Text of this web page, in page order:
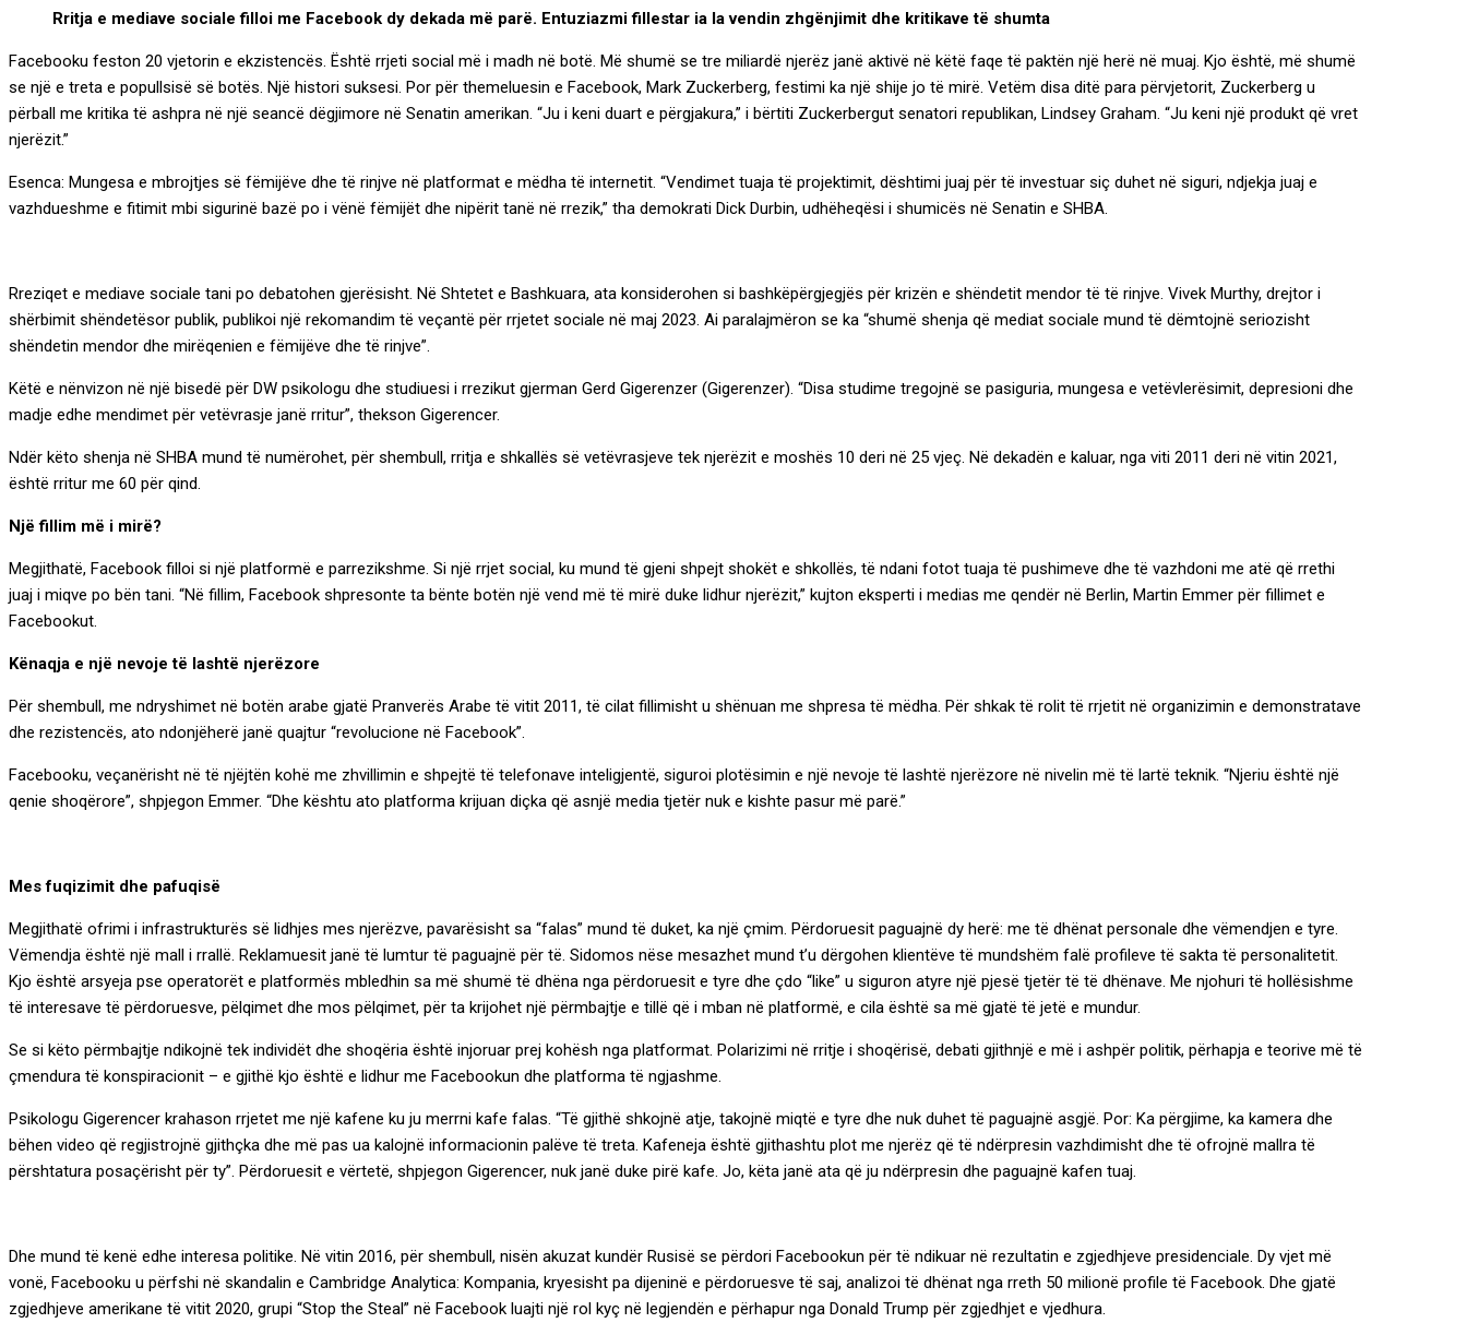
Email
Rritja e mediave sociale filloi me Facebook dy dekada më parë. Entuziazmi fillestar ia la vendin zhgënjimit dhe kritikave të shumta
Facebooku feston 20 vjetorin e ekzistencës. Është rrjeti social më i madh në botë. Më shumë se tre miliardë njerëz janë aktivë në këtë faqe të paktën një herë në muaj. Kjo është, më shumë
se një e treta e popullsisë së botës. Një histori suksesi. Por për themeluesin e Facebook, Mark Zuckerberg, festimi ka një shije jo të mirë. Vetëm disa ditë para përvjetorit, Zuckerberg u
përball me kritika të ashpra në një seancë dëgjimore në Senatin amerikan. “Ju i keni duart e përgjakura,” i bërtiti Zuckerbergut senatori republikan, Lindsey Graham. “Ju keni një produkt që vret
njerëzit.”
Esenca: Mungesa e mbrojtjes së fëmijëve dhe të rinjve në platformat e mëdha të internetit. “Vendimet tuaja të projektimit, dështimi juaj për të investuar siç duhet në siguri, ndjekja juaj e
vazhdueshme e fitimit mbi sigurinë bazë po i vënë fëmijët dhe nipërit tanë në rrezik,” tha demokrati Dick Durbin, udhëheqësi i shumicës në Senatin e SHBA.
Rreziqet e mediave sociale tani po debatohen gjerësisht. Në Shtetet e Bashkuara, ata konsiderohen si bashkëpërgjegjës për krizën e shëndetit mendor të të rinjve. Vivek Murthy, drejtor i
shërbimit shëndetësor publik, publikoi një rekomandim të veçantë për rrjetet sociale në maj 2023. Ai paralajmëron se ka “shumë shenja që mediat sociale mund të dëmtojnë seriozisht
shëndetin mendor dhe mirëqenien e fëmijëve dhe të rinjve”.
Këtë e nënvizon në një bisedë për DW psikologu dhe studiuesi i rrezikut gjerman Gerd Gigerenzer (Gigerenzer). “Disa studime tregojnë se pasiguria, mungesa e vetëvlerësimit, depresioni dhe
madje edhe mendimet për vetëvrasje janë rritur”, thekson Gigerencer.
Ndër këto shenja në SHBA mund të numërohet, për shembull, rritja e shkallës së vetëvrasjeve tek njerëzit e moshës 10 deri në 25 vjeç. Në dekadën e kaluar, nga viti 2011 deri në vitin 2021,
është rritur me 60 për qind.
Një fillim më i mirë?
Megjithatë, Facebook filloi si një platformë e parrezikshme. Si një rrjet social, ku mund të gjeni shpejt shokët e shkollës, të ndani fotot tuaja të pushimeve dhe të vazhdoni me atë që rrethi
juaj i miqve po bën tani. “Në fillim, Facebook shpresonte ta bënte botën një vend më të mirë duke lidhur njerëzit,” kujton eksperti i medias me qendër në Berlin, Martin Emmer për fillimet e
Facebookut.
Kënaqja e një nevoje të lashtë njerëzore
Për shembull, me ndryshimet në botën arabe gjatë Pranverës Arabe të vitit 2011, të cilat fillimisht u shënuan me shpresa të mëdha. Për shkak të rolit të rrjetit në organizimin e demonstratave
dhe rezistencës, ato ndonjëherë janë quajtur “revolucione në Facebook”.
Facebooku, veçanërisht në të njëjtën kohë me zhvillimin e shpejtë të telefonave inteligjentë, siguroi plotësimin e një nevoje të lashtë njerëzore në nivelin më të lartë teknik. “Njeriu është një
qenie shoqërore”, shpjegon Emmer. “Dhe kështu ato platforma krijuan diçka që asnjë media tjetër nuk e kishte pasur më parë.”
Mes fuqizimit dhe pafuqisë
Megjithatë ofrimi i infrastrukturës së lidhjes mes njerëzve, pavarësisht sa “falas” mund të duket, ka një çmim. Përdoruesit paguajnë dy herë: me të dhënat personale dhe vëmendjen e tyre.
Vëmendja është një mall i rrallë. Reklamuesit janë të lumtur të paguajnë për të. Sidomos nëse mesazhet mund t’u dërgohen klientëve të mundshëm falë profileve të sakta të personalitetit.
Kjo është arsyeja pse operatorët e platformës mbledhin sa më shumë të dhëna nga përdoruesit e tyre dhe çdo “like” u siguron atyre një pjesë tjetër të të dhënave. Me njohuri të hollësishme
të interesave të përdoruesve, pëlqimet dhe mos pëlqimet, për ta krijohet një përmbajtje e tillë që i mban në platformë, e cila është sa më gjatë të jetë e mundur.
Se si këto përmbajtje ndikojnë tek individët dhe shoqëria është injoruar prej kohësh nga platformat. Polarizimi në rritje i shoqërisë, debati gjithnjë e më i ashpër politik, përhapja e teorive më të
çmendura të konspiracionit – e gjithë kjo është e lidhur me Facebookun dhe platforma të ngjashme.
Psikologu Gigerencer krahason rrjetet me një kafene ku ju merrni kafe falas. “Të gjithë shkojnë atje, takojnë miqtë e tyre dhe nuk duhet të paguajnë asgjë. Por: Ka përgjime, ka kamera dhe
bëhen video që regjistrojnë gjithçka dhe më pas ua kalojnë informacionin palëve të treta. Kafeneja është gjithashtu plot me njerëz që të ndërpresin vazhdimisht dhe të ofrojnë mallra të
përshtatura posaçërisht për ty”. Përdoruesit e vërtetë, shpjegon Gigerencer, nuk janë duke pirë kafe. Jo, këta janë ata që ju ndërpresin dhe paguajnë kafen tuaj.
Dhe mund të kenë edhe interesa politike. Në vitin 2016, për shembull, nisën akuzat kundër Rusisë se përdori Facebookun për të ndikuar në rezultatin e zgjedhjeve presidenciale. Dy vjet më
vonë, Facebooku u përfshi në skandalin e Cambridge Analytica: Kompania, kryesisht pa dijeninë e përdoruesve të saj, analizoi të dhënat nga rreth 50 milionë profile të Facebook. Dhe gjatë
zgjedhjeve amerikane të vitit 2020, grupi “Stop the Steal” në Facebook luajti një rol kyç në legjendën e përhapur nga Donald Trump për zgjedhjet e vjedhura.